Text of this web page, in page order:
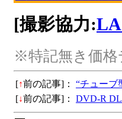
[撮影協力:
※特記無き価格
[↑前の記事]：
“チューブ
[↓前の記事]： DVD-R